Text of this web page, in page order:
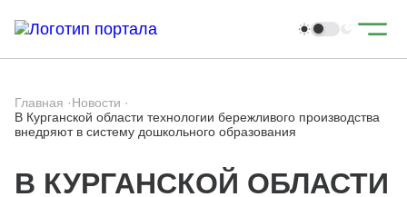
Главная ·Новости ·
В Курганской области технологии бережливого производства
внедряют в систему дошкольного образования
В КУРГАНСКОЙ ОБЛАСТИ